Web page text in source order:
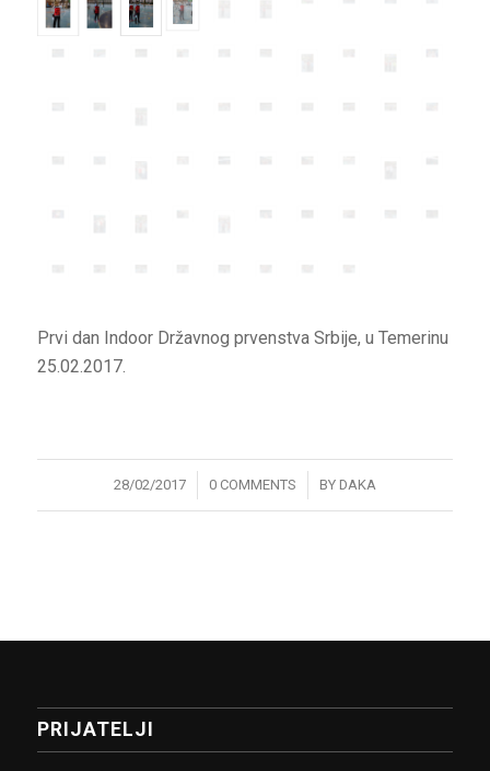
Prvi dan Indoor Državnog prvenstva Srbije, u Temerinu
25.02.2017.
28/02/2017
/ 0 COMMENTS
/ BY DAKA
PRIJATELJI